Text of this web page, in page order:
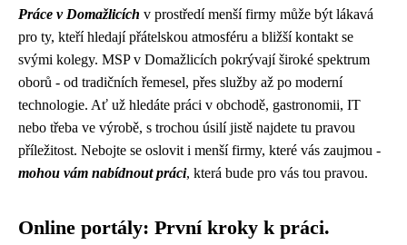
Práce v Domažlicích v prostředí menší firmy může být lákavá
pro ty, kteří hledají přátelskou atmosféru a bližší kontakt se
svými kolegy. MSP v Domažlicích pokrývají široké spektrum
oborů - od tradičních řemesel, přes služby až po moderní
technologie. Ať už hledáte práci v obchodě, gastronomii, IT
nebo třeba ve výrobě, s trochou úsilí jistě najdete tu pravou
příležitost. Nebojte se oslovit i menší firmy, které vás zaujmou -
mohou vám nabídnout práci, která bude pro vás tou pravou.
Online portály: První kroky k práci.